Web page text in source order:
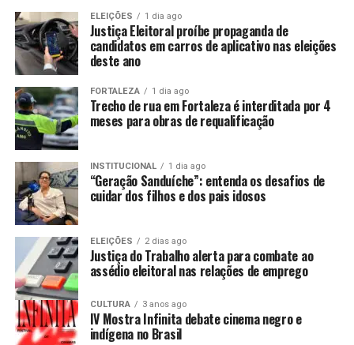
ELEIÇÕES 1 dia ago
Justiça Eleitoral proíbe propaganda de
candidatos em carros de aplicativo nas eleições
deste ano
FORTALEZA 1 dia ago
Trecho de rua em Fortaleza é interditada por 4
meses para obras de requalificação
INSTITUCIONAL 1 dia ago
“Geração Sanduíche”: entenda os desafios de
cuidar dos filhos e dos pais idosos
ELEIÇÕES 2 dias ago
Justiça do Trabalho alerta para combate ao
assédio eleitoral nas relações de emprego
CULTURA 3 anos ago
IV Mostra Infinita debate cinema negro e
indígena no Brasil